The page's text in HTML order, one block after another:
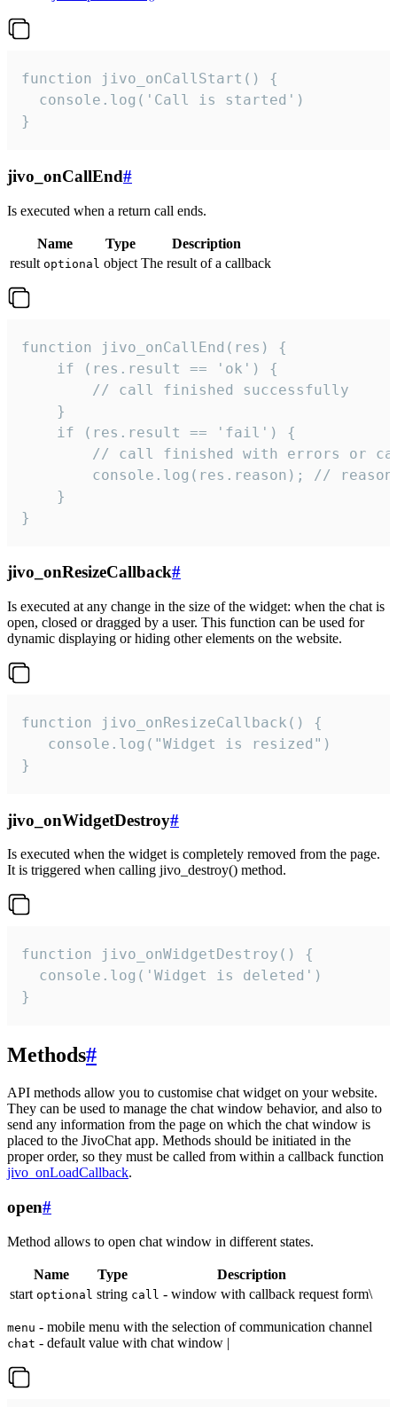
function jivo_onCallStart() {
  console.log('Call is started')
}
jivo_onCallEnd#
Is executed when a return call ends.
Name Type
Description
result optional object The result of a callback
function jivo_onCallEnd(res) {
    if (res.result == 'ok') {
        // call finished successfully
    }
    if (res.result == 'fail') {
// call finished with errors or
console.log(res.reason); //
    }
}
jivo_onResizeCallback#
Is executed at any change in the size of the widget: when the chat is
open, closed or dragged by a user. This function can be used for
dynamic displaying or hiding other elements on the website.
function jivo_onResizeCallback() {
   console.log("Widget is resized")
}
jivo_onWidgetDestroy#
Is executed when the widget is completely removed from the page.
It is triggered when calling jivo_destroy() method.
function jivo_onWidgetDestroy() {
  console.log('Widget is deleted')
}
Methods#
API methods allow you to customise chat widget on your website.
They can be used to manage the chat window behavior, and also to
send any information from the page on which the chat window is
placed to the JivoChat app. Methods should be initiated in the
proper order, so they must be called from within a callback function
jivo_onLoadCallback.
open#
Method allows to open chat window in different states.
Name Type
Description
start optional string call - window with callback request form\
menu - mobile menu with the selection of communication channel
chat - default value with chat window |